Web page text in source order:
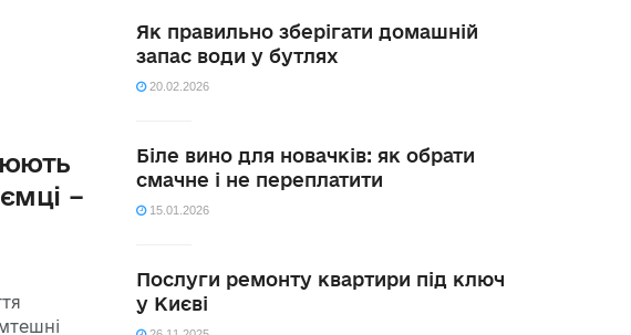
–
Як правильно зберігати домашній
запас води у бутлях
20.02.2026
Біле вино для новачків: як обрати
смачне і не переплатити
15.01.2026
Послуги ремонту квартири під ключ
у Києві